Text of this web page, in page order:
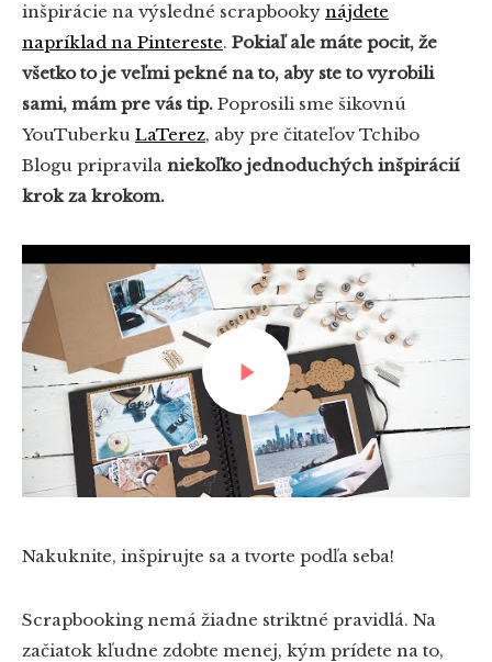
inšpirácie na výsledné scrapbooky nájdete
napríklad na Pintereste. Pokiaľ ale máte pocit, že
všetko to je veľmi pekné na to, aby ste to vyrobili
sami, mám pre vás tip. Poprosili sme šikovnú
YouTuberku LaTerez, aby pre čitateľov Tchibo
Blogu pripravila niekoľko jednoduchých inšpirácií
krok za krokom.
PREHRAŤ ZNOVA
Nakuknite, inšpirujte sa a tvorte podľa seba!
Scrapbooking nemá žiadne striktné pravidlá. Na
začiatok kľudne zdobte menej, kým prídete na to,